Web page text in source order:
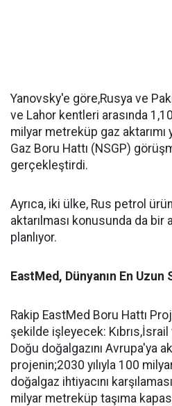
Yanovsky'e göre,Rusya ve
ve Lahor kentleri arasında
milyar metreküp gaz
Gaz Boru Hattı (NSGP)
gerçekleştirdi.
Ayrıca, iki ülke, Rus petrol
aktarılması konusunda da bir
planlıyor.
EastMed, Dünyanın En Uzun
Rakip EastMed Boru Hattı
şekilde işleyecek: Kıbrıs,İsrail
Doğu doğalgazını Avrupa'ya
projenin;2030 yılıyla 100
doğalgaz ihtiyacını
milyar metreküp taşıma